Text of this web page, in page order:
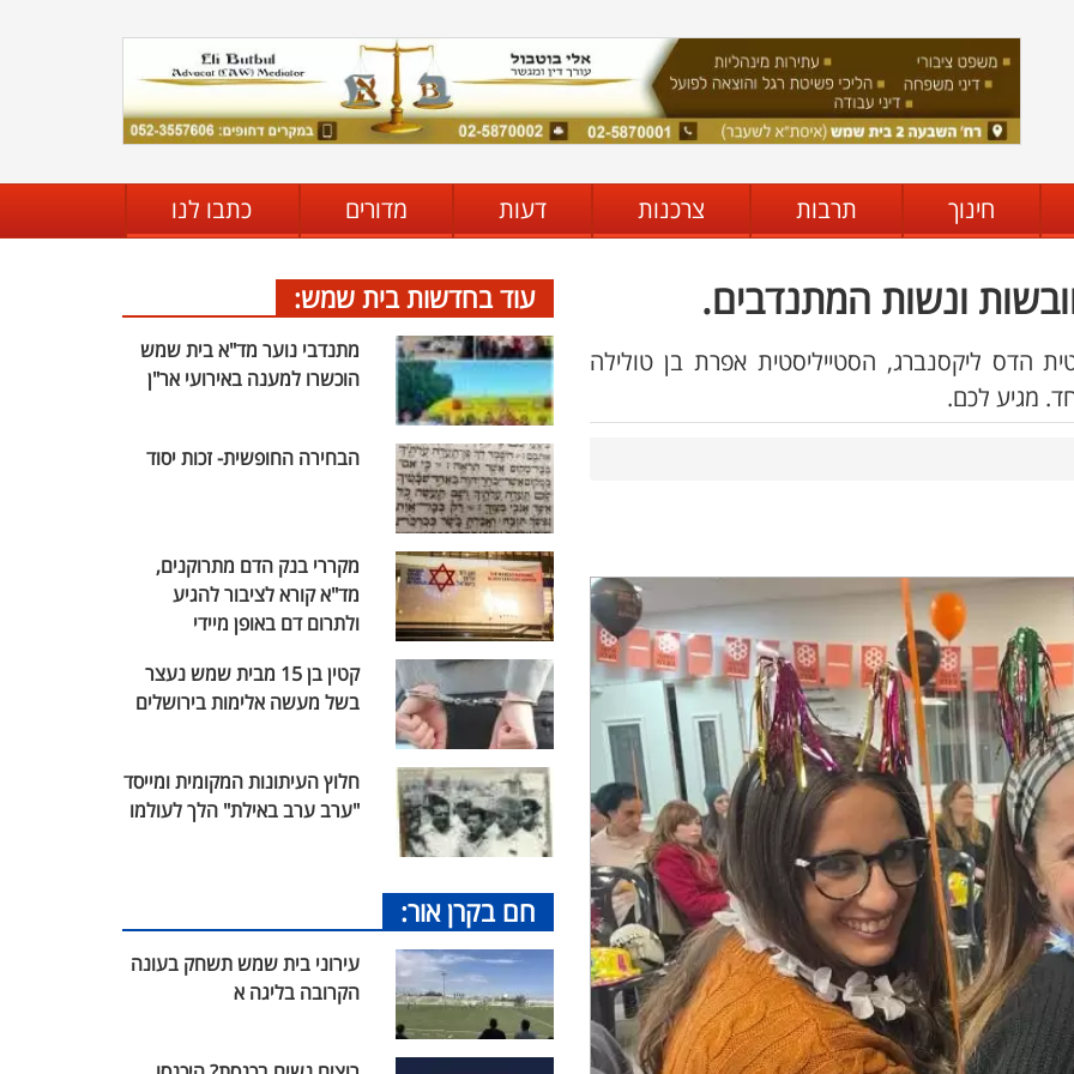
חינוך תרבות צרכנות דעות מדורים כתבו לנו
ונשות המתנדבים.
הדס ליקסנברג, הסטייליסטית אפרת בן טולילה
מגיע לכם.
עוד בחדשות בית שמש:
מתנדבי נוער מד"א בית שמש
הוכשרו למענה באירועי אר"ן
הבחירה החופשית- זכות יסוד
מקררי בנק הדם מתרוקנים,
מד"א קורא לציבור להגיע
ולתרום דם באופן מיידי
קטין בן 15 מבית שמש נעצר
בשל מעשה אלימות בירושלים
חלוץ העיתונות המקומית ומייסד
"ערב ערב באילת" הלך לעולמו
חם בקרן אור:
עירוני בית שמש תשחק בעונה
הקרובה בליגה א